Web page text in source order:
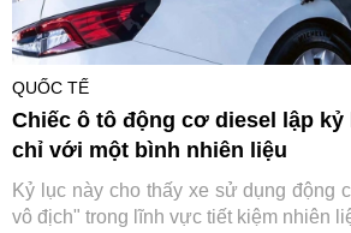
QUỐC TẾ
Chiếc ô tô động cơ diesel lập kỷ
chỉ với một bình nhiên liệu
Kỷ lục này cho thấy xe sử dụng động
vô địch" trong lĩnh vực tiết kiệm nhiên